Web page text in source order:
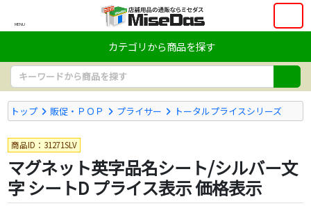
MENU
カテゴリから商品を探す
トップ 販促・ＰＯＰ プライサー トータルプライスシリーズ
商品ID：31271SLV
マグネット英字品名シート/シルバー文
字 シートD プライス表示 価格表示